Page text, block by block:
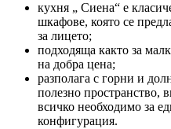
кухня „ Сиена“ е
шкафове, която се
за лицето;
подходяща както за
на добра цена;
разполага с горни и
полезно пространство,
всичко необходимо за
конфигурация.